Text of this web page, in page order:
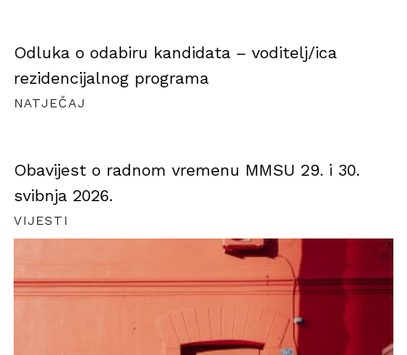
Odluka o odabiru kandidata – voditelj/ica
rezidencijalnog programa
NATJEČAJ
Obavijest o radnom vremenu MMSU 29. i 30.
svibnja 2026.
VIJESTI